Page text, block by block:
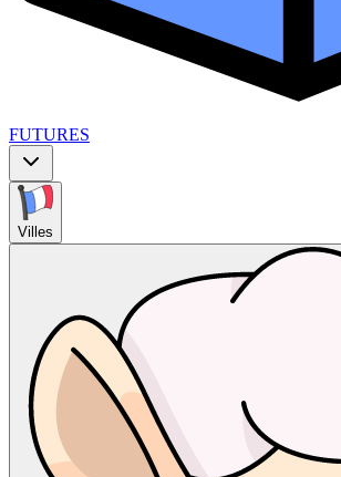
FUTURES
Villes